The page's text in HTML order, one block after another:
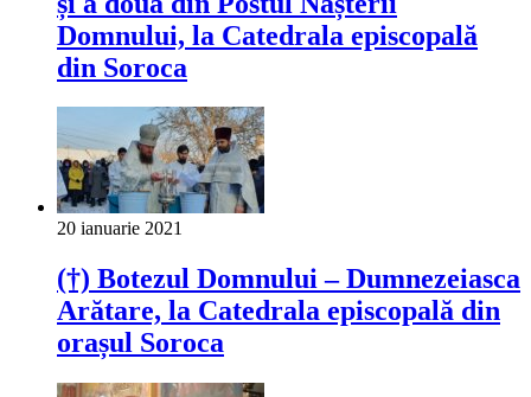
Domnului, la Catedrala episcopală
din Soroca
20 ianuarie 2021
(†) Botezul Domnului – Dumnezeiasca
Arătare, la Catedrala episcopală din
orașul Soroca